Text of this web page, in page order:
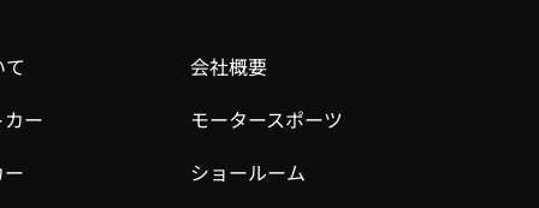
ー
会社概要
モータースポーツ
ショールーム